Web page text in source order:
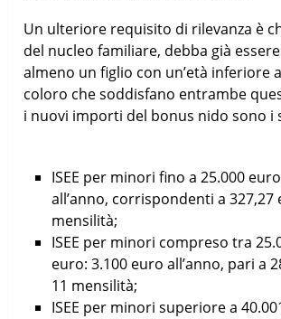
Un ulteriore requisito di rilevanza è
del nucleo familiare, debba già
almeno un figlio con un’età inferiore
coloro che soddisfano entrambe
i nuovi importi del bonus nido sono i
ISEE per minori fino a 25.000
all’anno, corrispondenti a 327,27
mensilità;
ISEE per minori compreso tra
euro: 3.100 euro all’anno, pari a
11 mensilità;
ISEE per minori superiore a